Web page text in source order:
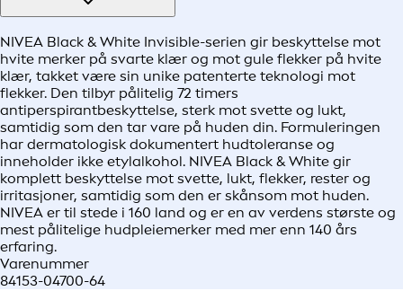
NIVEA Black & White Invisible-serien gir beskyttelse mot
hvite merker på svarte klær og mot gule flekker på hvite
klær, takket være sin unike patenterte teknologi mot
flekker. Den tilbyr pålitelig 72 timers
antiperspirantbeskyttelse, sterk mot svette og lukt,
samtidig som den tar vare på huden din. Formuleringen
har dermatologisk dokumentert hudtoleranse og
inneholder ikke etylalkohol. NIVEA Black & White gir
komplett beskyttelse mot svette, lukt, flekker, rester og
irritasjoner, samtidig som den er skånsom mot huden.
NIVEA er til stede i 160 land og er en av verdens største og
mest pålitelige hudpleiemerker med mer enn 140 års
erfaring.
Varenummer
84153-04700-64